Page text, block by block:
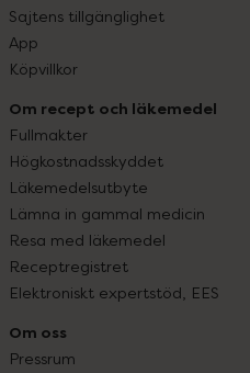
Sajtens tillgänglighet
App
Köpvillkor
Om recept och läkemedel
Fullmakter
Högkostnadsskyddet
Läkemedelsutbyte
Lämna in gammal medicin
Resa med läkemedel
Receptregistret
Elektroniskt expertstöd, EES
Om oss
Pressrum